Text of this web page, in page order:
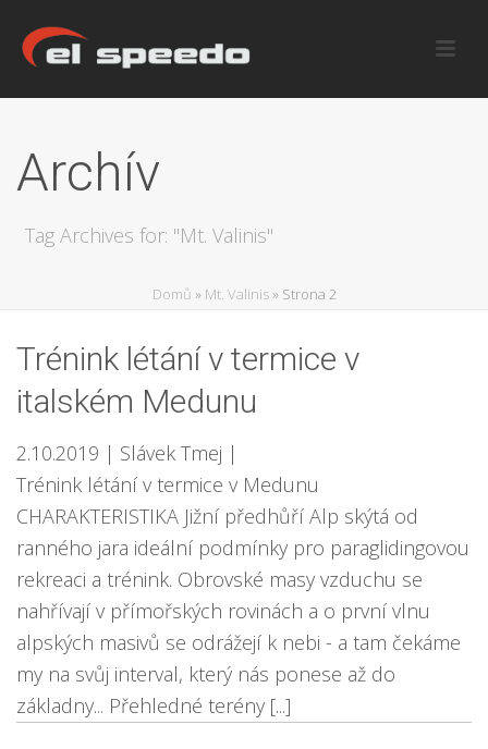
Archív
Tag Archives for: "Mt. Valinis"
Domů » Mt. Valinis» Strona 2
Trénink létání v termice v
italském Medunu
2.10.2019 | Slávek Tmej |
Trénink létání v termice v Medunu
CHARAKTERISTIKA Jižní předhůří Alp skýtá od
ranného jara ideální podmínky pro paraglidingovou
rekreaci a trénink. Obrovské masy vzduchu se
nahřívají v přímořských rovinách a o první vlnu
alpských masivů se odrážejí k nebi - a tam čekáme
my na svůj interval, který nás ponese až do
základny... Přehledné terény [...]